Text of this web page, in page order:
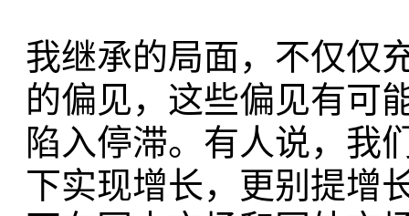
我继承的局面，不仅仅
的偏见，这些偏见有可
陷入停滞。有人说，我
下实现增长，更别提增